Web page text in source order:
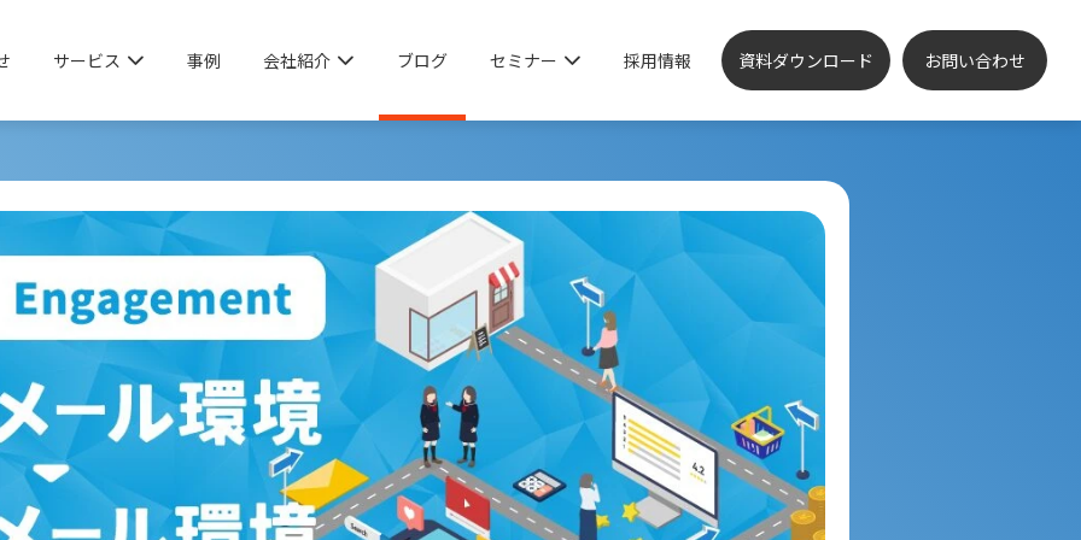
サービス 事例 会社紹介 ブログ セミナー 採用情報 資料ダウンロード お問い合わせ